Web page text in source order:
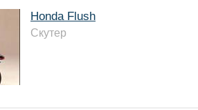
Honda Flush
Скутер